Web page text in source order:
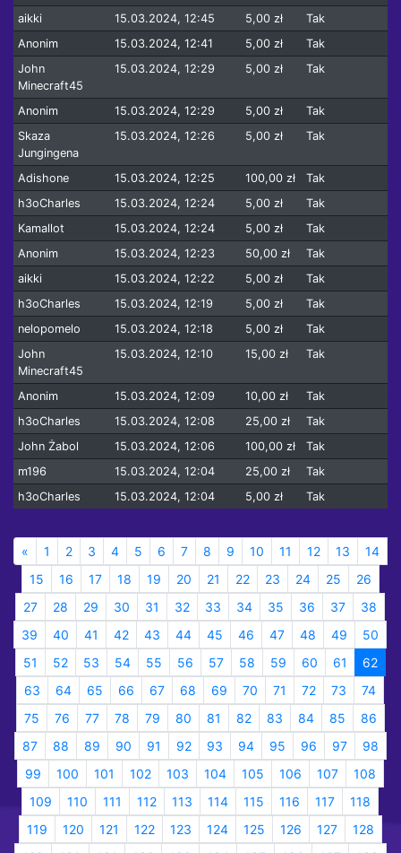
aikki
15.03.2024, 12:45 5,00 zł
Tak
Anonim
15.03.2024, 12:41 5,00 zł
Tak
John
Minecraft45
15.03.2024, 12:29 5,00 zł Tak
Anonim 15.03.2024, 12:29 5,00 zł
Tak
Skaza
Jungingena
15.03.2024, 12:26 5,00 zł Tak
Adishone 15.03.2024, 12:25 100,00 zł
Tak
h3oCharles
15.03.2024, 12:24 5,00 zł
Tak
Kamallot
15.03.2024, 12:24 5,00 zł
Tak
Anonim
15.03.2024, 12:23 50,00 zł
Tak
aikki
15.03.2024, 12:22 5,00 zł
Tak
h3oCharles
15.03.2024, 12:19 5,00 zł
Tak
nelopomelo
15.03.2024, 12:18 5,00 zł
Tak
John
Minecraft45
15.03.2024, 12:10 15,00 zł Tak
Anonim 15.03.2024, 12:09 10,00 zł
Tak
h3oCharles
15.03.2024, 12:08 25,00 zł
Tak
John Żabol
15.03.2024, 12:06 100,00 zł
Tak
m196
15.03.2024, 12:04 25,00 zł
Tak
h3oCharles
15.03.2024, 12:04 5,00 zł Tak
« 1 2 3 4 5 6 7 8 9 10 11 12 13
14
15
16 17 18 19 20 21 22 23 24 25
26
27
28 29 30 31 32 33 34 35 36 37
38
39
40 41 42 43 44 45 46 47 48 49
50
51
52 53 54 55 56 57 58 59 60 61
62
63
64 65 66 67 68 69 70 71 72 73
74
75
76 77 78 79 80 81 82 83 84 85
86
87
88 89 90 91 92 93 94 95 96 97
98
99
100 101 102 103 104 105 106 107
108
109
110 111 112 113 114 115 116 117
118
119
120 121 122 123 124 125 126 127
128